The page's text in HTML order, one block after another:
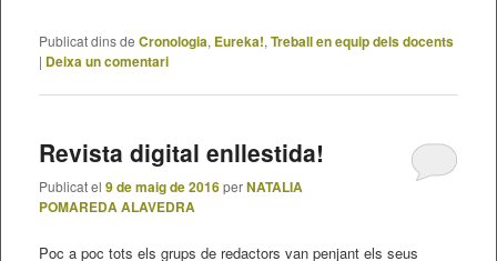
Publicat dins de Cronologia, Eureka!, Treball en equip dels docents
| Deixa un comentari
Revista digital enllestida!
Publicat el 9 de maig de 2016perNATALIA
POMAREDA ALAVEDRA
Poc a poc tots els grups de redactors van penjant els seus